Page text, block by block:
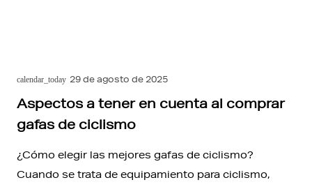
calendar_today 29 de agosto de 2025
Aspectos a tener en cuenta al comprar
gafas de ciclismo
¿Cómo elegir las mejores gafas de ciclismo?
Cuando se trata de equipamiento para ciclismo,